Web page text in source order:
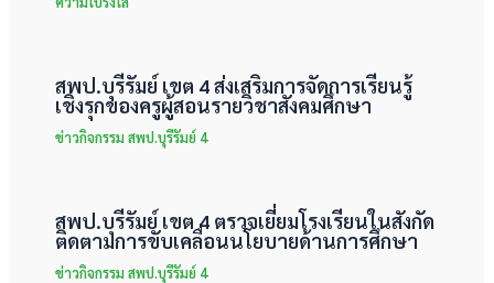
สพป.บุรีรัมย์ เขต 4 ส่งเสริมการจัดการเรียนรู้
เชิงรุกของครูผู้สอนรายวิชาสังคมศึกษา
ข่าวกิจกรรม สพป.บุรีรัมย์ 4
สพป.บุรีรัมย์ เขต 4 ตรวจเยี่ยมโรงเรียนในสังกัด
ติดตามการขับเคลื่อนนโยบายด้านการศึกษา
ข่าวกิจกรรม สพป.บุรีรัมย์ 4